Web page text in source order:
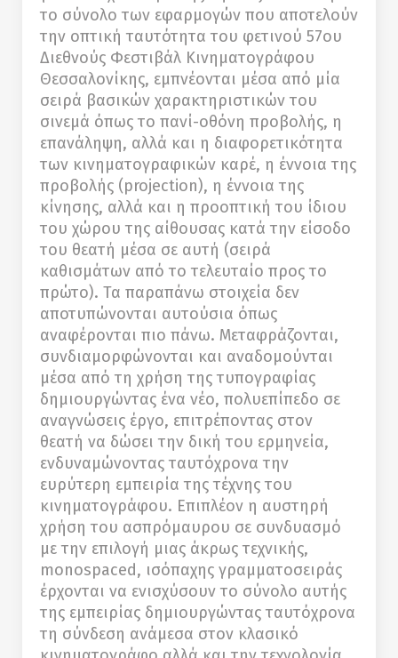
το σύνολο των εφαρμογών που αποτελούν
την οπτική ταυτότητα του φετινού 57ου
Διεθνούς Φεστιβάλ Κινηματογράφου
Θεσσαλονίκης, εμπνέονται μέσα από μία
σειρά βασικών χαρακτηριστικών του
σινεμά όπως το πανί-οθόνη προβολής, η
επανάληψη, αλλά και η διαφορετικότητα
των κινηματογραφικών καρέ, η έννοια της
προβολής (projection), η έννοια της
κίνησης, αλλά και η προοπτική του ίδιου
του χώρου της αίθουσας κατά την είσοδο
του θεατή μέσα σε αυτή (σειρά
καθισμάτων από το τελευταίο προς το
πρώτο). Τα παραπάνω στοιχεία δεν
αποτυπώνονται αυτούσια όπως
αναφέρονται πιο πάνω. Μεταφράζονται,
συνδιαμορφώνονται και αναδομούνται
μέσα από τη χρήση της τυπογραφίας
δημιουργώντας ένα νέο, πολυεπίπεδο σε
αναγνώσεις έργο, επιτρέποντας στον
θεατή να δώσει την δική του ερμηνεία,
ενδυναμώνοντας ταυτόχρονα την
ευρύτερη εμπειρία της τέχνης του
κινηματογράφου. Επιπλέον η αυστηρή
χρήση του ασπρόμαυρου σε συνδυασμό
με την επιλογή μιας άκρως τεχνικής,
monospaced, ισόπαχης γραμματοσειράς
έρχονται να ενισχύσουν το σύνολο αυτής
της εμπειρίας δημιουργώντας ταυτόχρονα
τη σύνδεση ανάμεσα στον κλασικό